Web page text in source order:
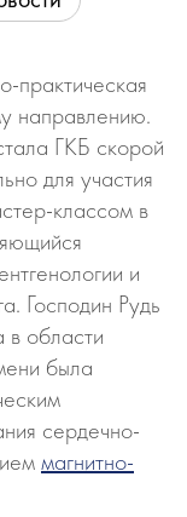
практическая
направлению.
ГКБ скорой
для участия
классом в
и
Господин Рудь
в области
была
сердечно-
магнитно-